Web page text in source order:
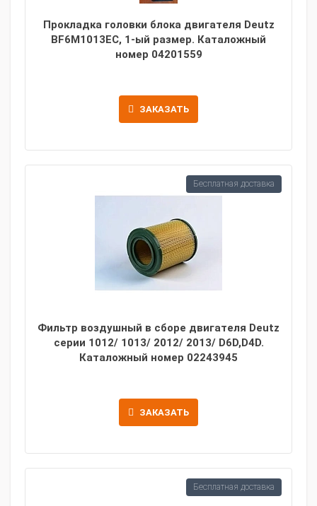
Прокладка головки блока двигателя Deutz
BF6M1013EC, 1-ый размер. Каталожный
номер 04201559
ЗАКАЗАТЬ
Фильтр воздушный в сборе двигателя Deutz
серии 1012/ 1013/ 2012/ 2013/ D6D,D4D.
Каталожный номер 02243945
ЗАКАЗАТЬ
Бесплатная доставка
Бесплатная доставка